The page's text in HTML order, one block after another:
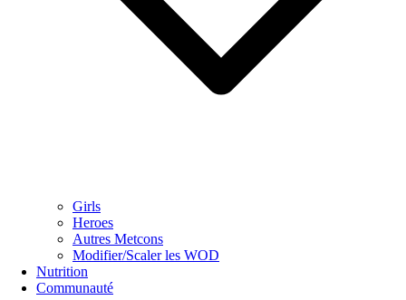
Girls
Heroes
Autres Metcons
Modifier/Scaler les WOD
Nutrition
Communauté